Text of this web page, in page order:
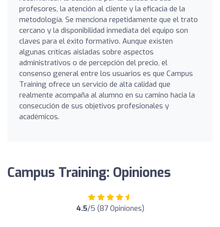
profesores, la atención al cliente y la eficacia de la
metodología. Se menciona repetidamente que el trato
cercano y la disponibilidad inmediata del equipo son
claves para el éxito formativo. Aunque existen
algunas críticas aisladas sobre aspectos
administrativos o de percepción del precio, el
consenso general entre los usuarios es que Campus
Training ofrece un servicio de alta calidad que
realmente acompaña al alumno en su camino hacia la
consecución de sus objetivos profesionales y
académicos.
Campus Training: Opiniones
4.5/5 (87 Opiniones)